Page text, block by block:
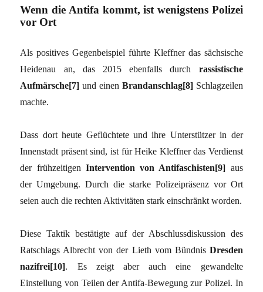
Wenn die Antifa kommt, ist wenigstens Polizei
vor Ort
Als positives Gegenbeispiel führte Kleffner das sächsische
Heidenau an, das 2015 ebenfalls durch rassistische
Aufmärsche[7] und einen Brandanschlag[8]Schlagzeilen
machte.
Dass dort heute Geflüchtete und ihre Unterstützer in der
Innenstadt präsent sind, ist für Heike Kleffner das Verdienst
der frühzeitigen Intervention von Antifaschisten[9] aus
der Umgebung. Durch die starke Polizeipräsenz vor Ort
seien auch die rechten Aktivitäten stark einschränkt worden.
Diese Taktik bestätigte auf der Abschlussdiskussion des
Ratschlags Albrecht von der Lieth vom Bündnis Dresden
nazifrei[10]. Es zeigt aber auch eine gewandelte
Einstellung von Teilen der Antifa-Bewegung zur Polizei. In